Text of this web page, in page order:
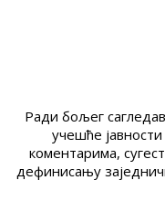
Ради бољег
учешће
коментарима,
дефинисању